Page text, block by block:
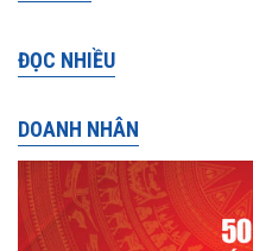
ĐỌC NHIỀU
DOANH NHÂN